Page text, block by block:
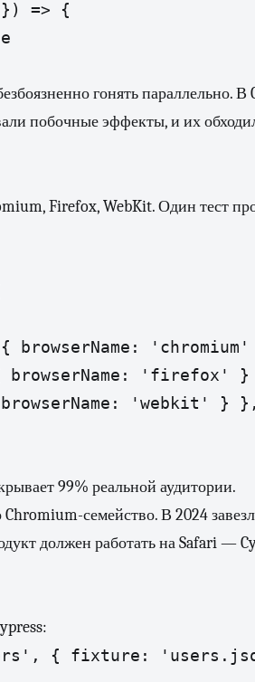
=> {
гонять параллельно. В
побочные эффекты, и их
Firefox, WebKit. Один тест
browserName: 'chromium'
'firefox' }
'webkit' } },
99% реальной аудитории.
семейство. В 2024
должен работать на Safari —
{ fixture: